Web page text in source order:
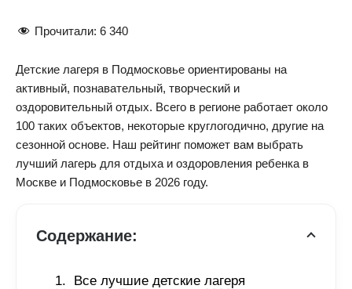
Прочитали: 6 340
Детские лагеря в Подмосковье ориентированы на
активный, познавательный, творческий и
оздоровительный отдых. Всего в регионе работает около
100 таких объектов, некоторые круглогодично, другие на
сезонной основе. Наш рейтинг поможет вам выбрать
лучший лагерь для отдыха и оздоровления ребенка в
Москве и Подмосковье в 2026 году.
Содержание:
Все лучшие детские лагеря